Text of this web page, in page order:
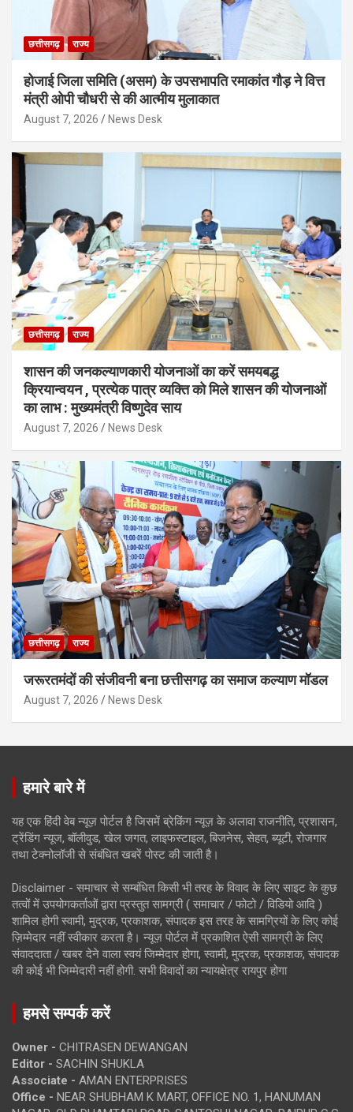
छत्तीसगढ़ राज्य
होजाई जिला समिति (असम) के उपसभापति रमाकांत गौड़ ने वित्त
मंत्री ओपी चौधरी से की आत्मीय मुलाकात
August 7, 2026 News Desk
छत्तीसगढ़ राज्य
शासन की जनकल्याणकारी योजनाओं का करें समयबद्ध
क्रियान्वयन , प्रत्येक पात्र व्यक्ति को मिले शासन की योजनाओं
का लाभ : मुख्यमंत्री विष्णुदेव साय
August 7, 2026 News Desk
छत्तीसगढ़ राज्य
जरूरतमंदों की संजीवनी बना छत्तीसगढ़ का समाज कल्याण मॉडल
August 7, 2026 News Desk
हमारे बारे में
यह एक हिंदी वेब न्यूज़ पोर्टल है जिसमें ब्रेकिंग न्यूज़ के अलावा राजनीति, प्रशासन,
ट्रेंडिंग न्यूज, बॉलीवुड, खेल जगत, लाइफस्टाइल, बिजनेस, सेहत, ब्यूटी, रोजगार
तथा टेक्नोलॉजी से संबंधित खबरें पोस्ट की जाती है।
Disclaimer - समाचार से सम्बंधित किसी भी तरह के विवाद के लिए साइट के कुछ
तत्वों में उपयोगकर्ताओं द्वारा प्रस्तुत सामग्री ( समाचार / फोटो / विडियो आदि )
शामिल होगी स्वामी, मुद्रक, प्रकाशक, संपादक इस तरह के सामग्रियों के लिए कोई
ज़िम्मेदार नहीं स्वीकार करता है। न्यूज़ पोर्टल में प्रकाशित ऐसी सामग्री के लिए
संवाददाता / खबर देने वाला स्वयं जिम्मेदार होगा, स्वामी, मुद्रक, प्रकाशक, संपादक
की कोई भी जिम्मेदारी नहीं होगी. सभी विवादों का न्यायक्षेत्र रायपुर होगा
हमसे सम्पर्क करें
Owner - CHITRASEN DEWANGAN
Editor - SACHIN SHUKLA
Associate - AMAN ENTERPRISES
Office - NEAR SHUBHAM K MART, OFFICE NO. 1, HANUMAN